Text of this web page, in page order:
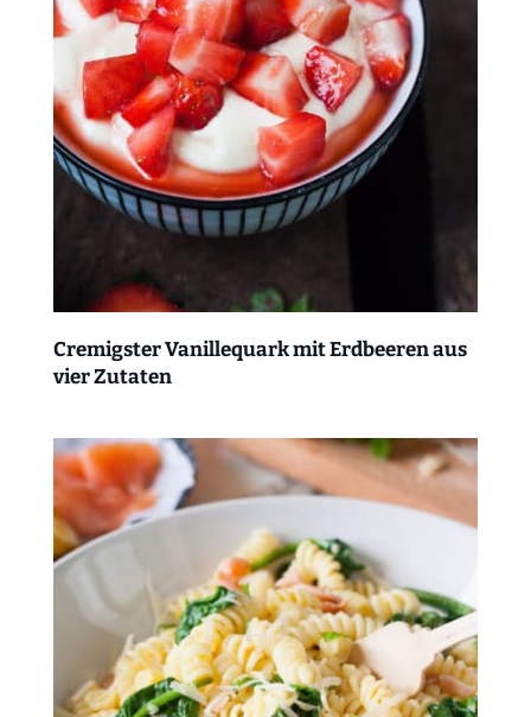
Cremigster Vanillequark mit Erdbeeren aus
vier Zutaten